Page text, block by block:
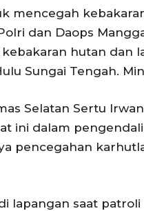
mencegah
dan Daops
hutan dan
Sungai Tengah.
Selatan Sertu
ini dalam
pencegahan
lapangan saat